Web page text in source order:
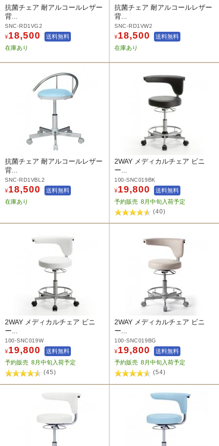
抗菌チェア 耐アルコールレザー
背...
SNC-RD1VG2
¥18,500
送料無料
在庫あり
抗菌チェア 耐アルコールレザー
背...
SNC-RD1VW2
¥18,500
送料無料
在庫あり
抗菌チェア 耐アルコールレザー
背...
SNC-RD1VBL2
¥18,500
送料無料
在庫あり
2WAY メディカルチェア ビニ
ー...
100-SNC019BK
¥19,800
送料無料
予約販売 8月中旬入荷予定
(40)
2WAY メディカルチェア ビニ
ー...
100-SNC019W
¥19,800
送料無料
予約販売 8月中旬入荷予定
(45)
2WAY メディカルチェア ビニ
ー...
100-SNC019BG
¥19,800
送料無料
予約販売 8月中旬入荷予定
(54)